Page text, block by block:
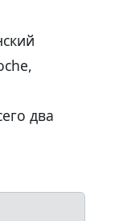
два